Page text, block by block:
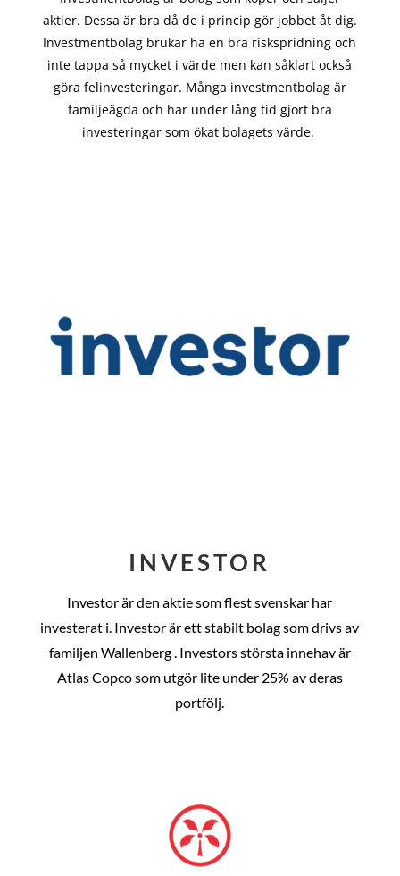
aktier. Dessa är bra då de i princip görjobbet åt dig.
Investmentbolag brukar ha en bra riskspridning och
inte tappa så mycket i värde men kan såklart också
göra felinvesteringar. Många investmentbolag är
familjeägda och har under lång tid gjort bra
investeringar som ökat bolagets värde.
INVESTOR
Investor är den aktie som flest svenskar har
investerat i. Investor är ett stabilt bolag som drivs av
familjen Wallenberg . Investors största innehav är
Atlas Copco som utgör lite under 25% av deras
portfölj.